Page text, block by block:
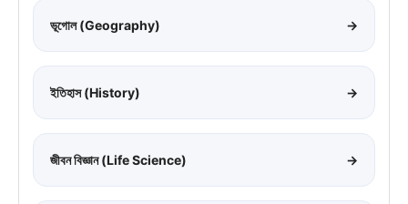
ভূগোল (Geography) →
ইতিহাস (History) →
জীবন বিজ্ঞান (Life Science) →